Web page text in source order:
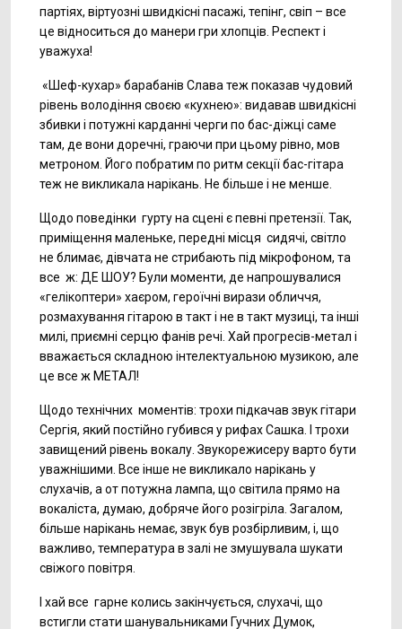
партіях, віртуозні швидкісні пасажі, тепінг, свіп – все
це відноситься до манери гри хлопців. Респект і
уважуха!
«Шеф-кухар» барабанів Слава теж показав чудовий
рівень володіння своєю «кухнею»: видавав швидкісні
збивки і потужні карданні черги по бас-діжці саме
там, де вони доречні, граючи при цьому рівно, мов
метроном. Його побратим по ритм секції бас-гітара
теж не викликала нарікань. Не більше і не менше.
Щодо поведінки гурту на сцені є певні претензії. Так,
приміщення маленьке, передні місця сидячі, світло
не блимає, дівчата не стрибають під мікрофоном, та
все ж: ДЕ ШОУ? Були моменти, де напрошувалися
«гелікоптери» хаєром, героїчні вирази обличчя,
розмахування гітарою в такт і не в такт музиці, та інші
милі, приємні серцю фанів речі. Хай прогресів-метал і
вважається складною інтелектуальною музикою, але
це все ж МЕТАЛ!
Щодо технічних моментів: трохи підкачав звук гітари
Сергія, який постійно губився у рифах Сашка. І трохи
завищений рівень вокалу. Звукорежисеру варто бути
уважнішими. Все інше не викликало нарікань у
слухачів, а от потужна лампа, що світила прямо на
вокаліста, думаю, добряче його розігріла. Загалом,
більше нарікань немає, звук був розбірливим, і, що
важливо, температура в залі не змушувала шукати
свіжого повітря.
І хай все гарне колись закінчується, слухачі, що
встигли стати шанувальниками Гучних Думок,